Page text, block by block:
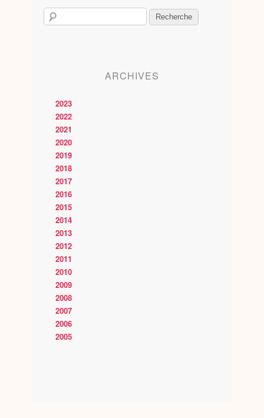
ARCHIVES
2023
2022
2021
2020
2019
2018
2017
2016
2015
2014
2013
2012
2011
2010
2009
2008
2007
2006
2005